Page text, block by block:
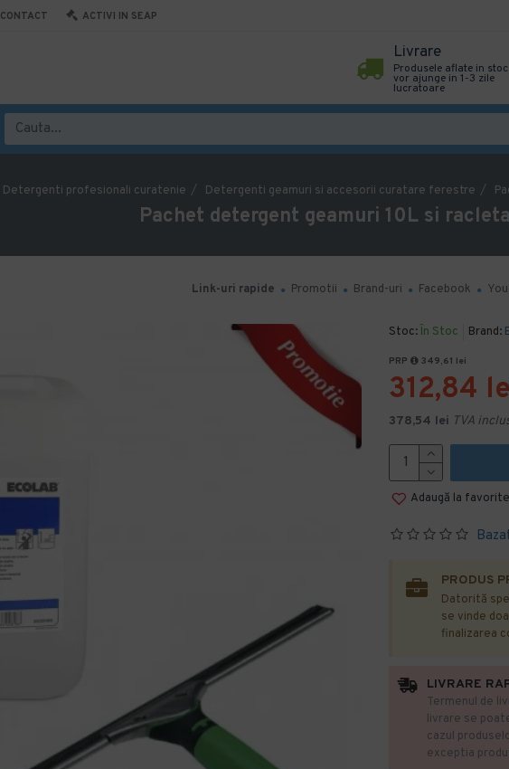
CONTACT ACTIVI IN SEAP
Livrare
Produsele aflate in
vor ajunge in 1-3 zile
lucratoare
Detergenti profesionali curatenie Detergenti geamuri si accesorii curatare ferestre
Pachet detergent geamuri 10L si
Link-uri rapide Promotii Brand-uri Facebook
Stoc: În Stoc Brand:
PRP 349,61 lei
312,84
378,54 lei TVA
Adaugă la favorite
PRODUS
Datorită
se vinde
finalizarea
LIVRARE
Termenul de
livrare se
cazul
exceptia